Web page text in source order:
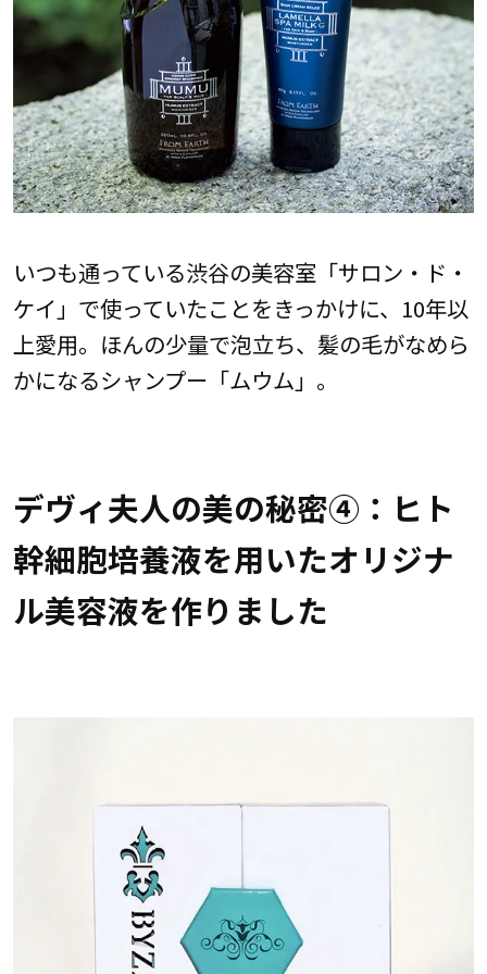
いつも通っている渋谷の美容室「サロン・ド・
ケイ」で使っていたことをきっかけに、10年以
上愛用。ほんの少量で泡立ち、髪の毛がなめら
かになるシャンプー「ムウム」。
デヴィ夫人の美の秘密④：ヒト
幹細胞培養液を用いたオリジナ
ル美容液を作りました